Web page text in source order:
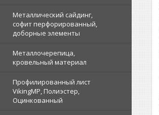
Металлический сайдинг,
софит перфорированный,
доборные элементы
Металлочерепица,
кровельный материал
Профилированный лист
VikingMP, Полиэстер,
Оцинкованный